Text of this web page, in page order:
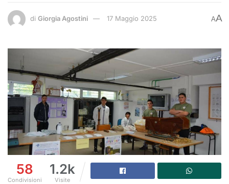
di Giorgia Agostini 17 Maggio 2025 AA
58
Condivisioni
1.2k
Visite